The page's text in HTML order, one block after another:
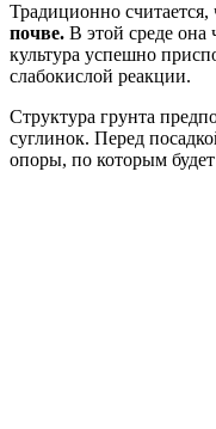
Традиционно считается,
почве. В этой среде она
культура успешно
слабокислой реакции.
Структура грунта
суглинок. Перед
опоры, по которым будет